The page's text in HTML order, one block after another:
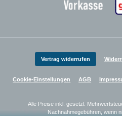
Vertrag widerrufen
Cookie-Einstellungen AGB
Alle Preise inkl. gesetzl.
Nachnahmegebühren, wenn